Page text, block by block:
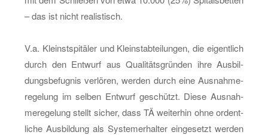
– das ist nicht rea­lis­tisch.
V.a. Kleinst­spi­tä­ler und Klein­st­ab­tei­lun­gen, die ei­gent­lich
durch den Ent­wurf aus Qua­li­täts­grün­den ihre Aus­bil­
dungs­be­fug­nis ver­lö­ren, wer­den durch eine Aus­nah­me­
re­ge­lung im sel­ben Ent­wurf ge­schützt. Diese Aus­nah­
me­re­ge­lung stellt si­cher, dass TÄ wei­ter­hin ohne or­dent­
li­che Aus­bil­dung als Sys­te­mer­hal­ter ein­ge­setzt wer­den